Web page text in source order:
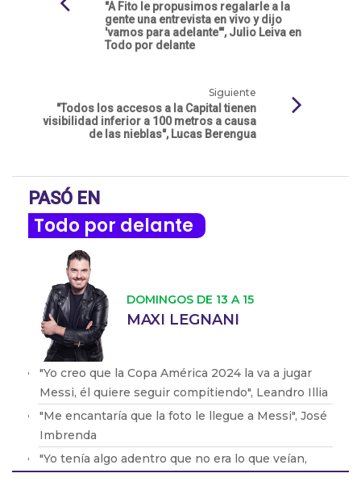
"A Fito le propusimos regalarle a la
gente una entrevista en vivo y dijo
'vamos para adelante'", Julio Leiva en
Todo por delante
Siguiente
"Todos los accesos a la Capital tienen
visibilidad inferior a 100 metros a causa
de las nieblas", Lucas Berengua
PASÓ EN
Todo por delante
DOMINGOS DE 13 A 15
MAXI LEGNANI
"Yo creo que la Copa América 2024 la va a jugar
Messi, él quiere seguir compitiendo", Leandro Illia
"Me encantaría que la foto le llegue a Messi", José
Imbrenda
"Yo tenía algo adentro que no era lo que veían,